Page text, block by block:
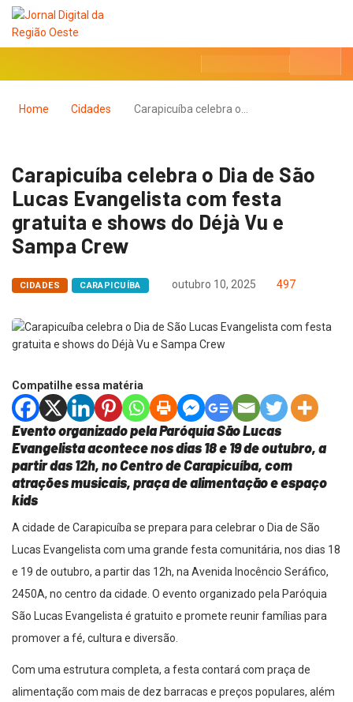
Home Cidades Carapicuíba celebra o…
Carapicuíba celebra o Dia de São
Lucas Evangelista com festa
gratuita e shows do Déjà Vu e
Sampa Crew
CIDADES CARAPICUÍBA outubro 10, 2025 497
Compatilhe essa matéria
Evento organizado pela Paróquia São Lucas
Evangelista acontece nos dias 18 e 19 de outubro, a
partir das 12h, no Centro de Carapicuíba, com
atrações musicais, praça de alimentação e espaço
kids
A cidade de Carapicuíba se prepara para celebrar o Dia de São
Lucas Evangelista com uma grande festa comunitária, nos dias 18
e 19 de outubro, a partir das 12h, na Avenida Inocêncio Seráfico,
2450A, no centro da cidade. O evento organizado pela Paróquia
São Lucas Evangelista é gratuito e promete reunir famílias para
promover a fé, cultura e diversão.
Com uma estrutura completa, a festa contará com praça de
alimentação com mais de dez barracas e preços populares, além